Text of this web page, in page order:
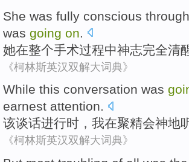
She was fully conscious
was going on
她在整个手术过程中神志完全清
《柯林斯英汉双解大词典》
While this conversation was
earnest attention.
该谈话进行时 ， 我在聚精会神地
《柯林斯英汉双解大词典》